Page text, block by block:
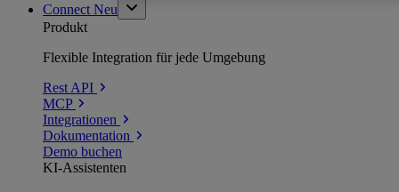
Connect Neu
Produkt
Flexible Integration für jede Umgebung
Rest API
MCP
Integrationen
Dokumentation
Demo buchen
KI-Assistenten